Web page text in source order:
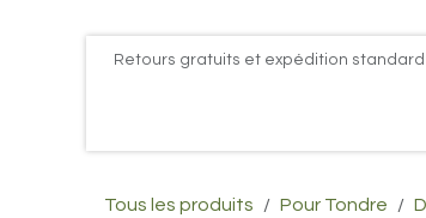
Se rendre au contenuRetours gratuits et expédition standard
Tous les produits Pour Tondre